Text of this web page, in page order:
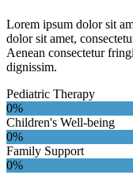
Lorem ipsum dolor sit
dolor sit amet,
Aenean consectetur
dignissim.
Pediatric Therapy
0%
Children's Well-being
0%
Family Support
0%